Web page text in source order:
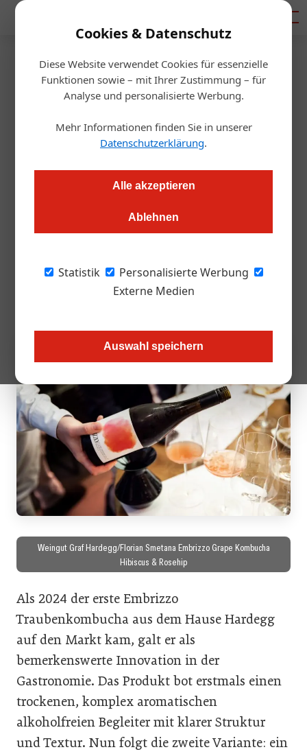
Cookies & Datenschutz
Diese Website verwendet Cookies für essenzielle
Funktionen sowie – mit Ihrer Zustimmung – für
Analyse und personalisierte Werbung.
Mehr Informationen finden Sie in unserer
Datenschutzerklärung.
Alle akzeptieren
Ablehnen
Statistik
Personalisierte Werbung
Externe Medien
Auswahl speichern
Startseite/Getränke
Alkoholfrei
Gut Hardegg erweitert
alkoholfreie Linie
Das Weingut Graf Hardegg aus dem nördlichen Weinviertel
Embrizzo auf den Markt. Nach dem erfolgreichen Start der
Sorte Hibiskus & Hagebutte im Vorjahr ergänzt nun ein Brut-
Weingut Graf Hardegg/Florian Smetana Embrizzo Grape Kombucha
Hibiscus & Rosehip
Als 2024 der erste Embrizzo
Traubenkombucha aus dem Hause Hardegg
auf den Markt kam, galt er als
bemerkenswerte Innovation in der
Gastronomie. Das Produkt bot erstmals einen
trockenen, komplex aromatischen
alkoholfreien Begleiter mit klarer Struktur
und Textur. Nun folgt die zweite Variante: ein